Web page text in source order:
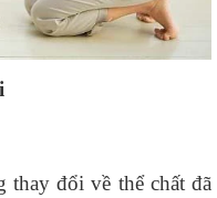
đổi về thể chất đã